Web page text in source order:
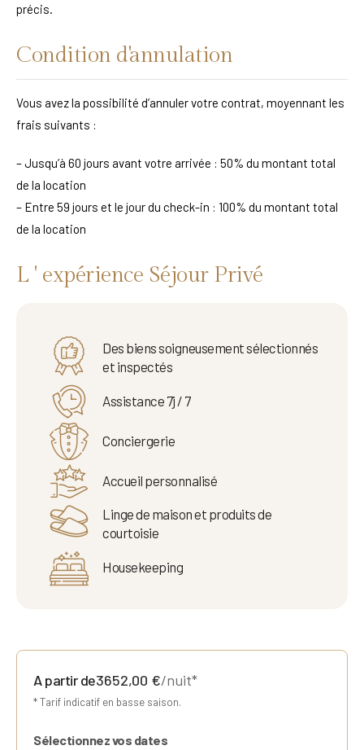
précis.
Condition d'annulation
Vous avez la possibilité d’annuler votre contrat, moyennant les
frais suivants :
– Jusqu’à 60 jours avant votre arrivée : 50% du montant total
de la location
– Entre 59 jours et le jour du check-in : 100% du montant total
de la location
L ' expérience Séjour Privé
Des biens soigneusement sélectionnés
et inspectés
Assistance 7j / 7
Conciergerie
Accueil personnalisé
Linge de maison et produits de
courtoisie
Housekeeping
A partir de3652,00 €/nuit*
* Tarif indicatif en basse saison.
Sélectionnez vos dates